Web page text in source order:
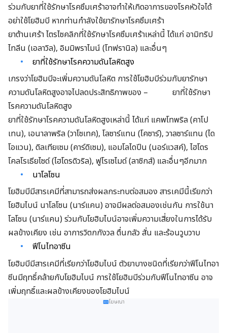
ร่วมกับยาที่ใช้รักษาโรคซึมเศร้าอาจทำให้เกิดอาการของโรคหัวใจได้
อย่าใช้โยฮิมบี หากท่านกำลังใช้ยารักษาโรคซึมเศร้า
ยาต้านเศร้า ไตรไซคลิกที่ใช้รักษาโรคซึมเศร้าเหล่านี้ ได้แก่ อามิทริป
ไทลีน (เอลาวิล), อิมมิพราไมน์ (โทฟรานิล) และอื่นๆ
ยาที่ใช้รักษาโรคความดันโลหิตสูง
เกรงว่าโยฮิมบีจะเพิ่มความดันโลหิต การใช้โยฮิมบีร่วมกับยารักษา
ความดันโลหิตสูงอาจไปลดประสิทธิภาพของ – ยาที่ใช้รักษา
โรคความดันโลหิตสูง
ยาที่ใช้รักษาโรคความดันโลหิตสูงเหล่านี้ ได้แก่ แคพโทพริล (คาโป
เทน), เอนาลาพริล (วาโซเทค), โลซาร์แทน (โคซาร์), วาลซาร์แทน (ได
โอแวน), ดิลเทียเซม (คาร์ดิเซม), แอมโลไดปีน (นอร์แวสค์), ไฮโดร
โคลโรเธียไซด์ (ไฮโดรดิวริล), ฟูโรเซไมด์ (ลาซิกส์) และอื่นๆอีกมาก
นาโลโซน
โยฮิมบีมีสารเคมีที่สามารถส่งผลกระทบต่อสมอง สารเคมีนี้เรียกว่า
โยฮิมไบน์ นาโลโซน (นาร์แคน) อาจมีผลต่อสมองเช่นกัน การใช้นา
โลโซน (นาร์แคน) ร่วมกับโยฮิมไบน์อาจเพิ่มความเสี่ยงในการได้รับ
ผลข้างเคียง เช่น อาการวิตกกังวล ตื่นกลัว สั่น และร้อนวูบวาบ
ฟีโนไทอาซีน
โยฮิมบีมีสารเคมีที่เรียกว่าโยฮิมไบน์ ตัวยาบางชนิดที่เรียกว่าฟีโนไทอา
ซีนมีฤทธิ์คล้ายกับโยฮิมไบน์ การใช้โยฮิมบีร่วมกับฟีโนไทอาซีน อาจ
เพิ่มฤทธิ์และผลข้างเคียงของโยฮิมไบน์
โฆษณา